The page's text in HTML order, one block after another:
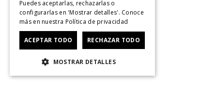
Solicitar Factura
CyberDay
Puedes aceptarlas, rechazarlas o
configurarlas en 'Mostrar detalles'. Conoce
más en nuestra Política de privacidad
ACEPTAR TODO RECHAZAR TODO
MOSTRAR DETALLES